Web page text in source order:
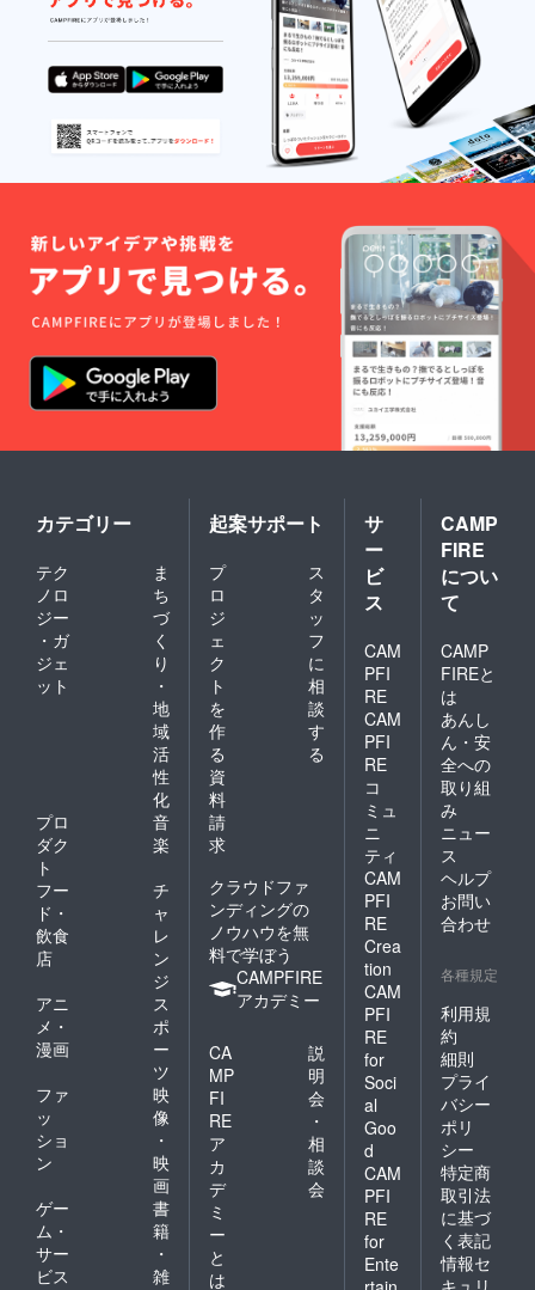
カテゴリー
テク
ノロ
ジー
・ガ
ジェ
ット
ま
ち
づ
く
り
・
地
域
活
性
化
プロ
ダク
ト
音
楽
フー
ド・
飲食
店
チ
ャ
レ
ン
ジ
アニ
メ・
漫画
ス
ポ
ー
ツ
ファ
ッ
ショ
ン
映
像
・
映
画
ゲー
ム・
サー
ビス
書
籍
・
雑
起案サポート
プ
ロ
ジ
ェ
ク
ト
を
作
る
ス
タ
ッ
フ
に
相
談
す
る
資
料
請
求
クラウドファ
ンディングの
ノウハウを無
料で学ぼう
CAMPFIRE
アカデミー
CA
MP
FI
RE
ア
カ
デ
ミ
ー
と
は
説
明
会
・
相
談
会
サ
ー
ビ
ス
CAM
PFI
RE
CAM
PFI
RE
コ
ミュ
ニ
ティ
CAM
PFI
RE
Crea
tion
CAM
PFI
RE
for
Soci
al
Goo
d
CAM
PFI
RE
for
Ente
CAMP
FIRE
につい
て
CAMP
FIREと
は
あんし
ん・安
全への
取り組
み
ニュー
ス
ヘルプ
お問い
合わせ
各種規定
利用規
約
細則
プライ
バシー
ポリ
シー
特定商
取引法
に基づ
く表記
情報セ
キュリ